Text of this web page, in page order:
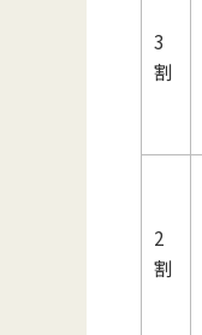
3
割
2
割